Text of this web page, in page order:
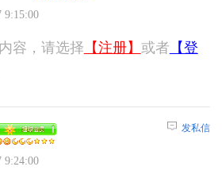
9:15:00
容，请选择 【注册】 或者 【登
9:24:00
发私信